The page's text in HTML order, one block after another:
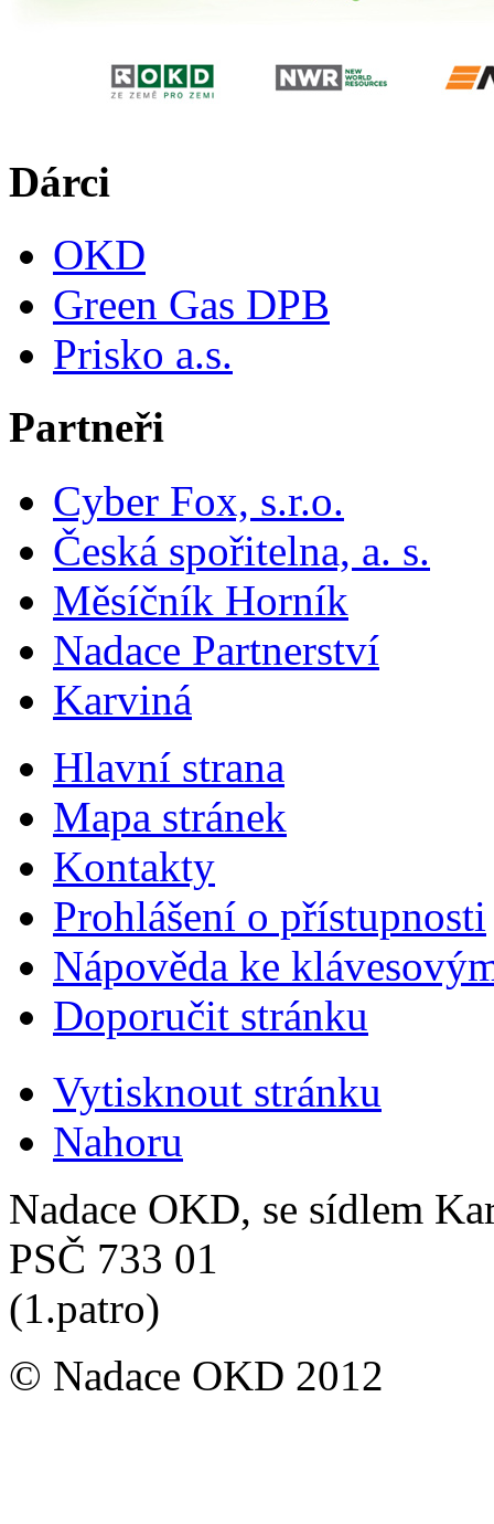
Dárci
OKD
Green Gas DPB
Prisko a.s.
Partneři
Cyber Fox, s.r.o.
Česká spořitelna, a. s.
Měsíčník Horník
Nadace Partnerství
Karviná
Hlavní strana
Mapa stránek
Kontakty
Prohlášení o přístupnosti
Nápověda ke
Doporučit stránku
Vytisknout stránku
Nahoru
Nadace OKD, se sídlem
PSČ 733 01
(1.patro)
© Nadace OKD 2012